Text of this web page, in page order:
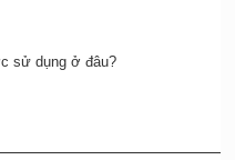
sử dụng ở đâu?